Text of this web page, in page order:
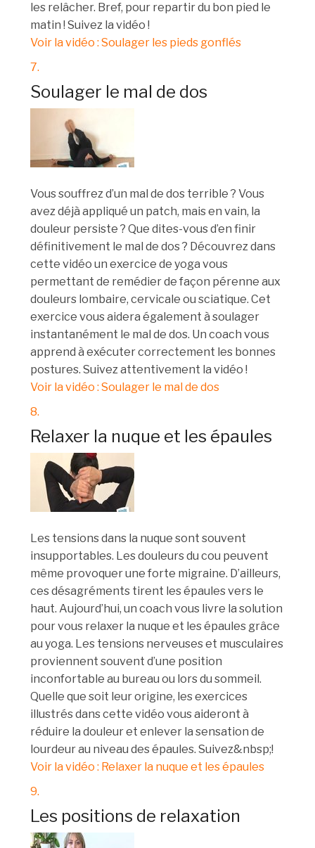
les relâcher. Bref, pour repartir du bon pied le
matin ! Suivez la vidéo !
Voir la vidéo : Soulager les pieds gonflés
7.
Soulager le mal de dos
Vous souffrez d’un mal de dos terrible ? Vous
avez déjà appliqué un patch, mais en vain, la
douleur persiste ? Que dites-vous d’en finir
définitivement le mal de dos ? Découvrez dans
cette vidéo un exercice de yoga vous
permettant de remédier de façon pérenne aux
douleurs lombaire, cervicale ou sciatique. Cet
exercice vous aidera également à soulager
instantanément le mal de dos. Un coach vous
apprend à exécuter correctement les bonnes
postures. Suivez attentivement la vidéo !
Voir la vidéo : Soulager le mal de dos
8.
Relaxer la nuque et les épaules
Les tensions dans la nuque sont souvent
insupportables. Les douleurs du cou peuvent
même provoquer une forte migraine. D’ailleurs,
ces désagréments tirent les épaules vers le
haut. Aujourd’hui, un coach vous livre la solution
pour vous relaxer la nuque et les épaules grâce
au yoga. Les tensions nerveuses et musculaires
proviennent souvent d’une position
inconfortable au bureau ou lors du sommeil.
Quelle que soit leur origine, les exercices
illustrés dans cette vidéo vous aideront à
réduire la douleur et enlever la sensation de
lourdeur au niveau des épaules. Suivez&nbsp;!
Voir la vidéo : Relaxer la nuque et les épaules
9.
Les positions de relaxation